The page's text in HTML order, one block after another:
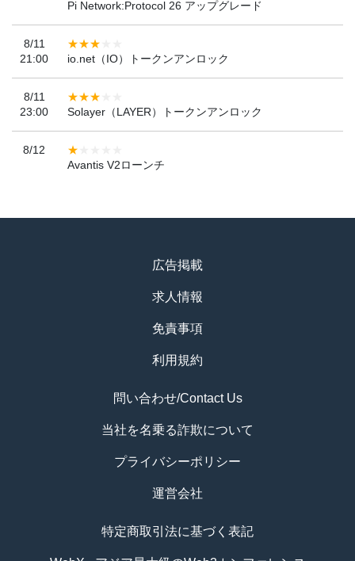
Pi Network:Protocol 26 アップグレード
8/11
21:00
io.net（IO）トークンアンロック
8/11
23:00
Solayer（LAYER）トークンアンロック
8/12
Avantis V2ローンチ
広告掲載
求人情報
免責事項
利用規約
問い合わせ/Contact Us
当社を名乗る詐欺について
プライバシーポリシー
運営会社
特定商取引法に基づく表記